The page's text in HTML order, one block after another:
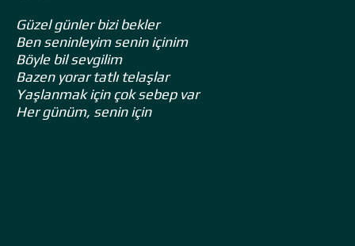
Güzel günler bizi bekler
Ben seninleyim senin içinim
Böyle bil sevgilim
Bazen yorar tatlı telaşlar
Yaşlanmak için çok sebep var
Her günüm, senin için